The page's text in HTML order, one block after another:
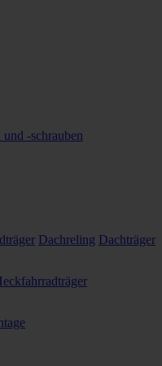
und -schrauben
Dachreling Dachträger